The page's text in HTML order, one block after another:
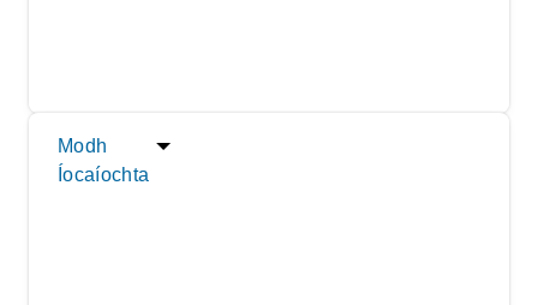
Modh
Íocaíochta